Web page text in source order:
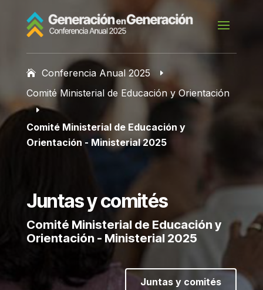
Conferencia Anual 2025 E
Comité Ministerial de Educación y Orientación
E
Comité Ministerial de Educación y
Orientación - Ministerial 2025
Juntas y comités
Comité Ministerial de Educación y
Orientación - Ministerial 2025
Juntas y comités